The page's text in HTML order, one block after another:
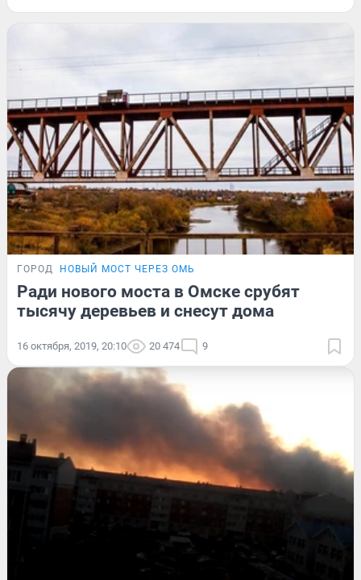
ГОРОД НОВЫЙ МОСТ ЧЕРЕЗ ОМЬ
Ради нового моста в Омске срубят
тысячу деревьев и снесут дома
16 октября, 2019, 20:10 20 474 9